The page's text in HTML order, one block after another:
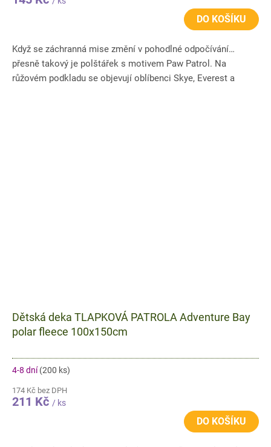
DO KOŠÍKU
Když se záchranná mise změní v pohodlné odpočívání…
přesně takový je polštářek s motivem Paw Patrol. Na
růžovém podkladu se objevují oblíbenci Skye, Everest a
Dětská deka TLAPKOVÁ PATROLA Adventure Bay
polar fleece 100x150cm
4-8 dní(200 ks)
174 Kč bez DPH
211 Kč / ks
DO KOŠÍKU